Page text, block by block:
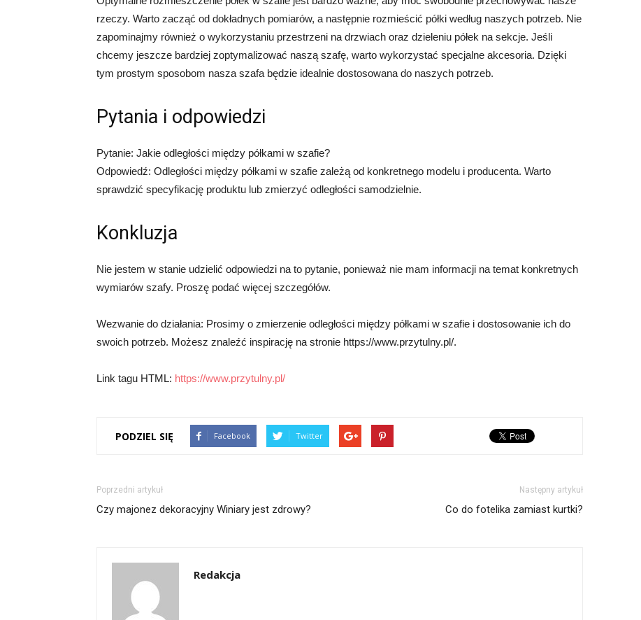
rzeczy. Warto zacząć od dokładnych pomiarów, a następnie rozmieścić półki według naszych potrzeb. Nie
zapominajmy również o wykorzystaniu przestrzeni na drzwiach oraz dzieleniu półek na sekcje. Jeśli
chcemy jeszcze bardziej zoptymalizować naszą szafę, warto wykorzystać specjalne akcesoria. Dzięki
tym prostym sposobom nasza szafa będzie idealnie dostosowana do naszych potrzeb.
Pytania i odpowiedzi
Pytanie: Jakie odległości między półkami w szafie?
Odpowiedź: Odległości między półkami w szafie zależą od konkretnego modelu i producenta. Warto
sprawdzić specyfikację produktu lub zmierzyć odległości samodzielnie.
Konkluzja
Nie jestem w stanie udzielić odpowiedzi na to pytanie, ponieważ nie mam informacji na temat konkretnych
wymiarów szafy. Proszę podać więcej szczegółów.
Wezwanie do działania: Prosimy o zmierzenie odległości między półkami w szafie i dostosowanie ich do
swoich potrzeb. Możesz znaleźć inspirację na stronie https://www.przytulny.pl/.
Link tagu HTML: https://www.przytulny.pl/
PODZIEL SIĘ Facebook Twitter
Poprzedni artykuł
Czy majonez dekoracyjny Winiary jest zdrowy?
Następny artykuł
Co do fotelika zamiast kurtki?
Redakcja